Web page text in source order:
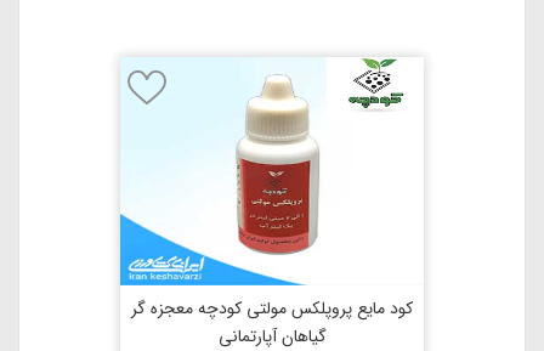
کود مایع پروپلکس مولتی کودچه معجزه گر
گیاهان آپارتمانی